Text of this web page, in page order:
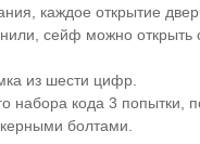
каждое открытие
сейф можно
из шести цифр.
набора кода 3 попытки,
болтами.